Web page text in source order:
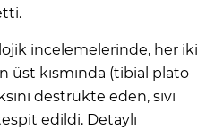
incelemelerinde, her iki
kısmında (tibial plato
destrükte eden, sıvı
edildi. Detaylı